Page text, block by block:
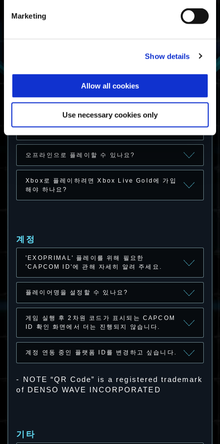
Marketing
Show details
Allow all cookies
Use necessary cookies only
커스텀 매치에서 떠난 후에 디노 서바이벌의 '매
동작 환경에 관하여
어떤 플랫폼으로 플레이할 수 있나요?
동작 환경은 어떻게 되나요?
오프라인으로 플레이할 수 있나요?
Xbox로 플레이하려면 Xbox Live Gold에 가입
해야 하나요?
계정
'EXOPRIMAL' 플레이를 위해 필요한
'CAPCOM ID'에 관해 자세히 알려 주세요.
플레이어명을 설정할 수 있나요?
게임 실행 후 2차원 코드가 표시되는 CAPCOM
ID 확인 화면에서 더는 진행되지 않습니다.
계정 연동 중인 플랫폼 ID를 변경하고 싶습니다.
- NOTE “QR Code” is a registered trademark
of DENSO WAVE INCORPORATED
기타